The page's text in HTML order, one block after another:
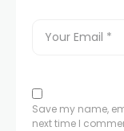
Save my name,
next time I